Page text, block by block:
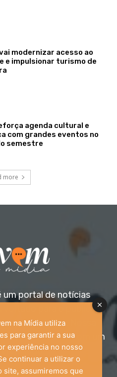
modernizar acesso ao
e impulsionar turismo de
agenda cultural e
com grandes eventos no
semestre
more
um portal de notícias
voltado para o público
as idades. Nossa
relevante com um
contato:
na Mídia utiliza
para garantir a sua
experiência no nosso
continuar a utilizar o
site, assumiremos que